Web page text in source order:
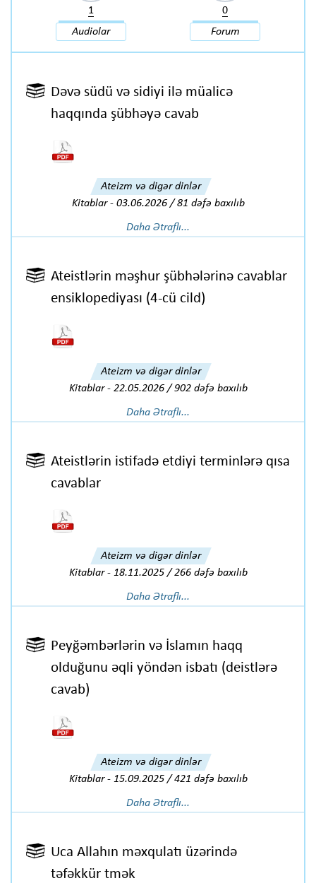
1
Audiolar
0
Forum
Dəvə südü və sidiyi ilə müalicə
haqqında şübhəyə cavab
Ateizm və digər dinlər
Kitablar- 03.06.2026 / 81 dəfə baxılıb
Daha Ətraflı...
Ateistlərin məşhur şübhələrinə cavablar
ensiklopediyası (4-cü cild)
Ateizm və digər dinlər
Kitablar- 22.05.2026 / 902 dəfə baxılıb
Daha Ətraflı...
Ateistlərin istifadə etdiyi terminlərə qısa
cavablar
Ateizm və digər dinlər
Kitablar- 18.11.2025 / 266 dəfə baxılıb
Daha Ətraflı...
Peyğəmbərlərin və İslamın haqq
olduğunu əqli yöndən isbatı (deistlərə
cavab)
Ateizm və digər dinlər
Kitablar- 15.09.2025 / 421 dəfə baxılıb
Daha Ətraflı...
Uca Allahın məxqulatı üzərində
təfəkkür tmək